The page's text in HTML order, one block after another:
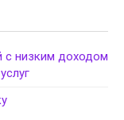
с низким доходом